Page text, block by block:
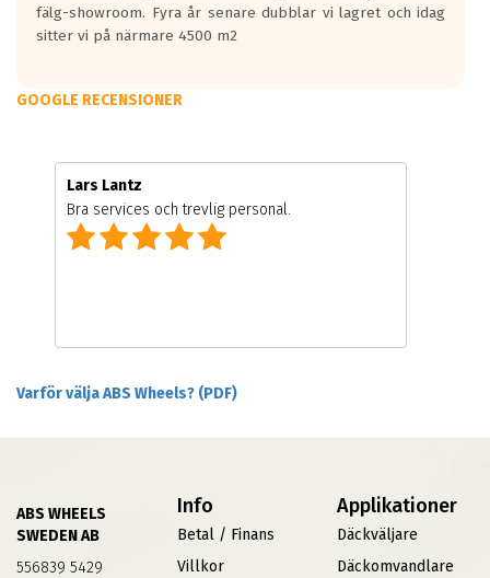
fälg-showroom. Fyra år senare dubblar vi lagret och idag
sitter vi på närmare 4500 m2
GOOGLE RECENSIONER
Lars Lantz
Bra services och trevlig personal.
Varför välja ABS Wheels? (PDF)
ABS WHEELS
SWEDEN AB
556839 5429
Info
Betal / Finans
Villkor
Applikationer
Däckväljare
Däckomvandlare